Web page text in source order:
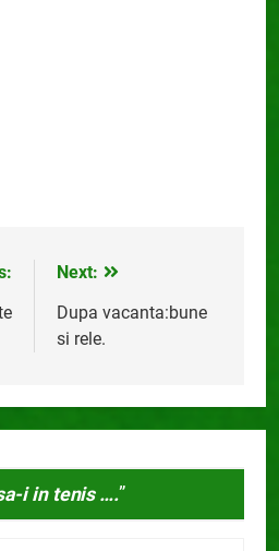
Next:
Dupa vacanta:bune
si rele.
i in tenis ….”